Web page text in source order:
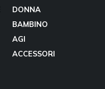
DONNA
BAMBINO
AGI
ACCESSORI